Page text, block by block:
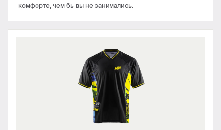
комфорте, чем бы вы не занимались.